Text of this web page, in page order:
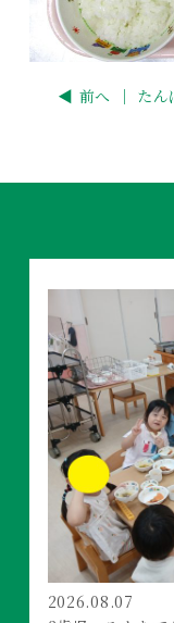
◀ 前へ ｜ たん
2026.08.07